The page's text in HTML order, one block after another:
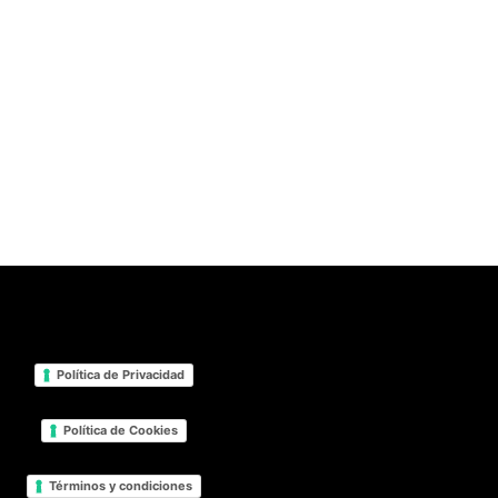
Política de Privacidad
Política de Cookies
Términos y condiciones